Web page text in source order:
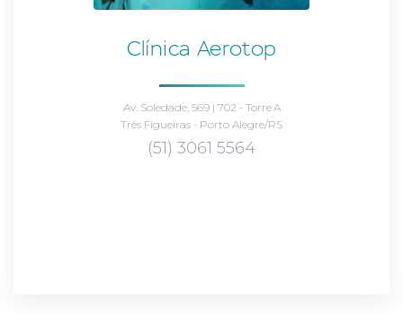
Clínica Aerotop
Av. Soledade, 569 | 702 - Torre A
Três Figueiras - Porto Alegre/RS
(51) 3061 5564